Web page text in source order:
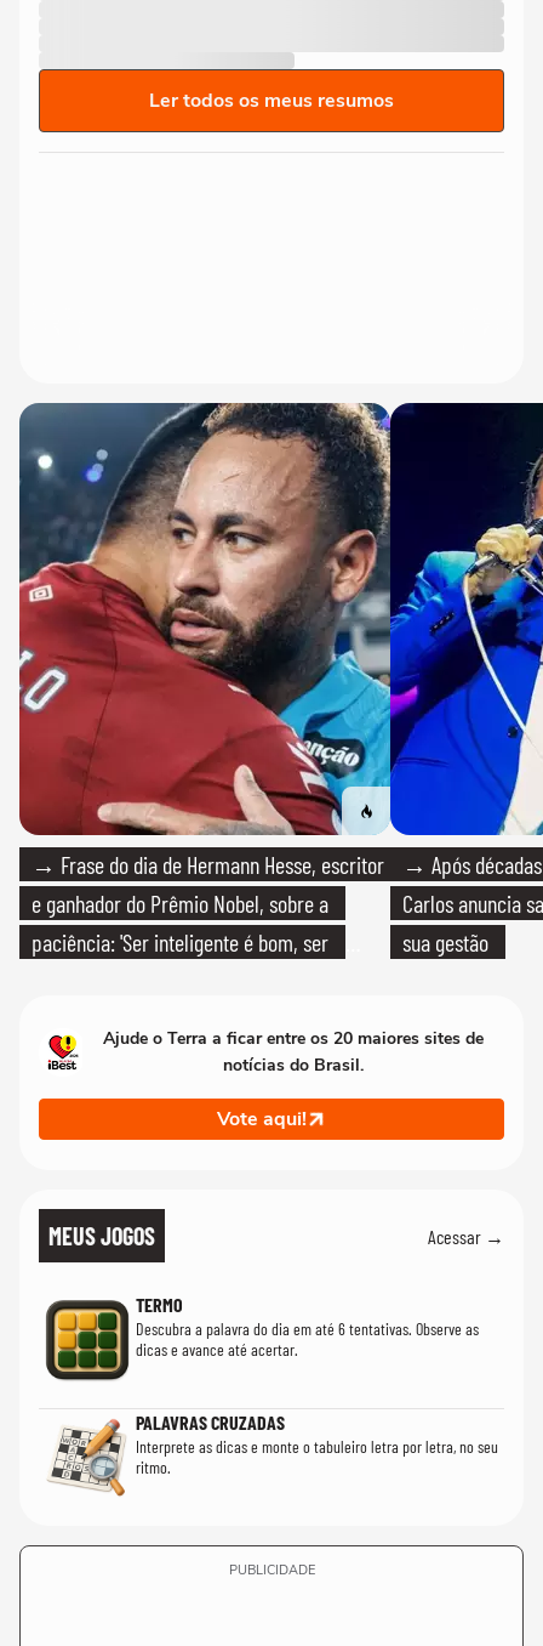
Ler todos os meus resumos
→ Frase do dia de Hermann Hesse, escritor
e ganhador do Prêmio Nobel, sobre a
paciência: 'Ser inteligente é bom, ser
→ Após
Carlos anuncia
sua gestão
Ajude o Terra a ficar entre os 20 maiores sites de
notícias do Brasil.
Vote aqui!
MEUS JOGOS Acessar →
TERMO
Descubra a palavra do dia em até 6 tentativas. Observe as
dicas e avance até acertar.
PALAVRAS CRUZADAS
Interprete as dicas e monte o tabuleiro letra por letra, no seu
ritmo.
PUBLICIDADE